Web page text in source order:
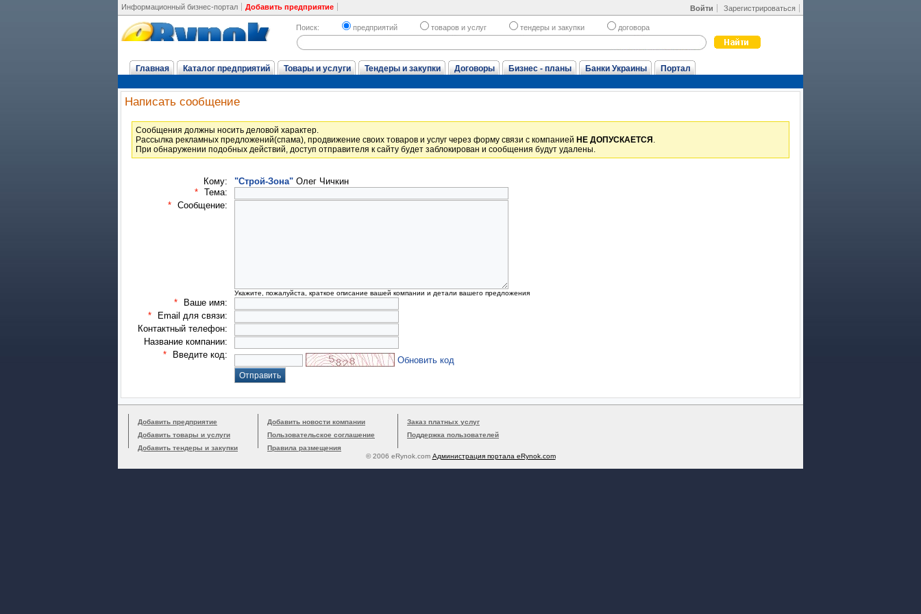
Войти Зарегистрироваться
Информационный бизнес-портал Добавить предприятие
Поиск: предприятий товаров и услуг тендеры и закупки договора
Главная Каталог предприятий Товары и услуги Тендеры и закупки Договоры Бизнес - планы Банки Украины Портал
Написать сообщение
Cообщения должны носить деловой характер.
Рассылка рекламных предложений(спама), продвижение своих товаров и услуг через форму связи с компанией НЕ ДОПУСКАЕТСЯ .
При обнаружении подобных действий, доступ отправителя к сайту будет заблокирован и сообщения будут удалены.
Кому: "Строй-Зона" Олег Чичкин
* Тема:
* Сообщение:
Укажите, пожалуйста, краткое описание вашей компании и детали вашего предложения
*
Ваше имя:
*
Email для связи:
Контактный телефон:
Название компании:
*
Введите код:
Обновить код
Добавить предприятие
Добавить товары и услуги
Добавить тендеры и закупки
Добавить новости компании
Пользовательское соглашение
Правила размещения
Заказ платных услуг
Поддержка пользователей
© 2006 eRynok.com Администрация портала eRynok.com